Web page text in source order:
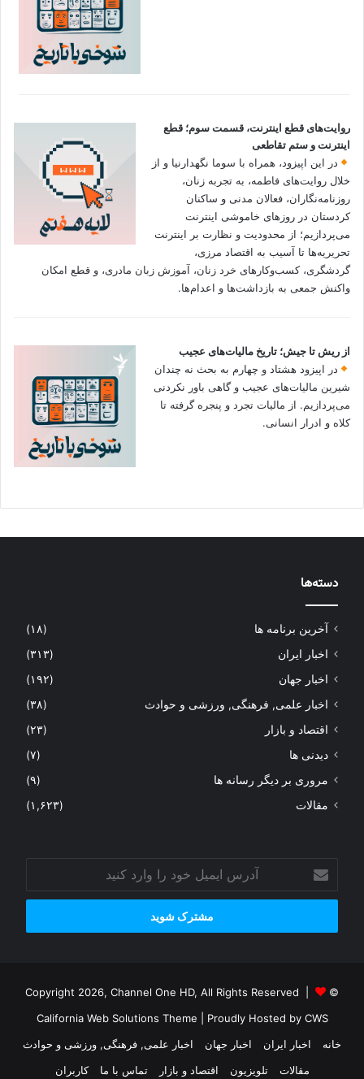
روایت‌های قطع اینترنت، قسمت سوم؛ قطع
اینترنت و ستم تقاطعی
در این اپیزود، همراه با سوما نگهدارنیا و از
خلال روایت‌های فاطمه، به تجربه زنان،
روزنامه‌نگاران، فعالان مدنی و ساکنان
کردستان در روزهای خاموشی اینترنت
می‌پردازیم؛ از محدودیت و نظارت بر اینترنت
تحریریه‌ها تا آسیب به اقتصاد مرزی،
گردشگری، کسب‌وکارهای خرد زنان، آموزش زبان مادری، و قطع امکان
واکنش جمعی به بازداشت‌ها و اعدام‌ها.
از ریش تا جیش؛ تاریخ مالیات‌های عجیب
در اپیزود هشتاد و چهارم به بحث نه چندان
شیرین مالیات‌های عجیب و گاهی باور نکردنی‌
می‌پردازیم. از مالیات تجرد و پنجره گرفته تا
کلاه و ادرار انسانی.
دسته‌ها
آخرین برنامه ها
(۱۸)
اخبار ایران
(۳۱۳)
اخبار جهان
(۱۹۲)
اخبار علمی, فرهنگی, ورزشی و حوادث
(۳۸)
اقتصاد و بازار
(۲۳)
دیدنی ها
(۷)
مروری بر دیگر رسانه ها
(۹)
مقالات
(۱,۶۲۳)
ایمیل
خود
وارد
© Copyright 2026, Channel One HD, All Rights Reserved |
California Web Solutions Theme | Proudly Hosted by CWS
خانه
اخبار ایران اخبار جهان
اخبار علمی, فرهنگی, ورزشی و حوادث
مقالات
تلویزیون اقتصاد و بازار تماس با ما کاربران